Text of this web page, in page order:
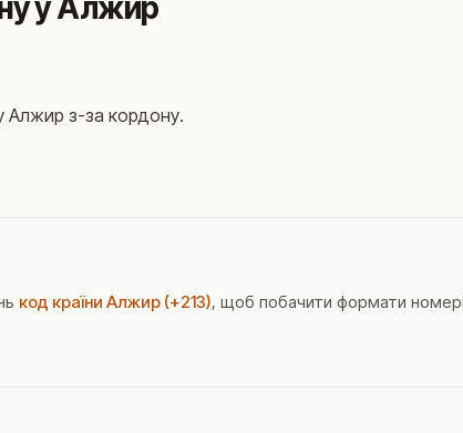
у Алжир
Алжир з-за кордону.
код країни Алжир (+213), щоб побачити формати